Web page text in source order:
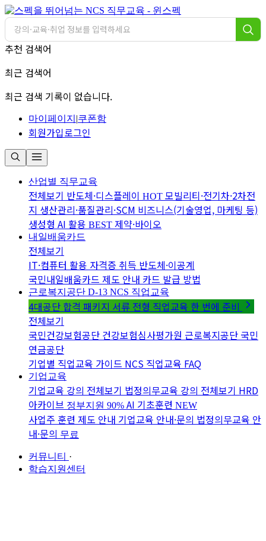
추천 검색어
최근 검색어
최근 검색 기록이 없습니다.
마이페이지 |쿠폰함
회원가입로그인
산업별 직무교육
전체보기 반도체·디스플레이 HOT 모빌리티·전기차·2차전
지 생산관리·품질관리·SCM 비즈니스(기술영업, 마케팅 등)
생성형 AI 활용 BEST 제약·바이오
내일배움카드
전체보기
IT·컴퓨터 활용 자격증 취득 반도체·이공계
국민내일배움카드 제도 안내 카드 발급 방법
근로복지공단 D-13 NCS 직업교육
4대공단 합격 패키지 서류 전형 직업교육 한 번에 준비
전체보기
국민건강보험공단 건강보험심사평가원 근로복지공단 국민
연금공단
기업별 직업교육 가이드 NCS 직업교육 FAQ
기업교육
기업교육 강의 전체보기 법정의무교육 강의 전체보기 HRD
아카이브 정부지원 90% AI 기초훈련 NEW
사업주 훈련 제도 안내 기업교육 안내·문의 법정의무교육 안
내·문의 무료
커뮤니티 ·
학습지원센터